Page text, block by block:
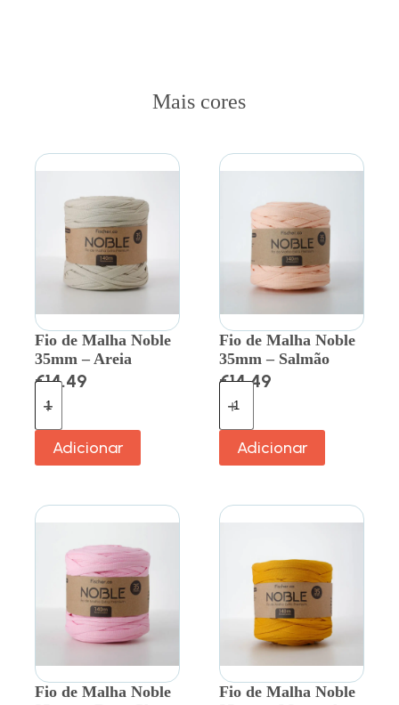
Mais cores
Fio de Malha Noble
35mm – Areia
€14.49
Adicionar
Fio de Malha Noble
35mm – Salmão
€14.49
Adicionar
Fio de Malha Noble
Fio de Malha Noble